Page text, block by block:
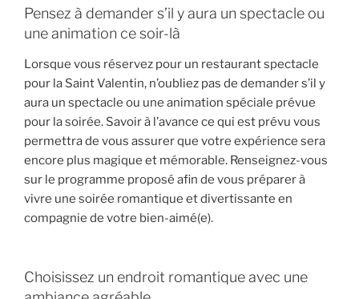
Pensez à demander s’il y aura un spectacle ou
une animation ce soir-là
Lorsque vous réservez pour un restaurant spectacle
pour la Saint Valentin, n’oubliez pas de demander s’il y
aura un spectacle ou une animation spéciale prévue
pour la soirée. Savoir à l’avance ce qui est prévu vous
permettra de vous assurer que votre expérience sera
encore plus magique et mémorable. Renseignez-vous
sur le programme proposé afin de vous préparer à
vivre une soirée romantique et divertissante en
compagnie de votre bien-aimé(e).
Choisissez un endroit romantique avec une